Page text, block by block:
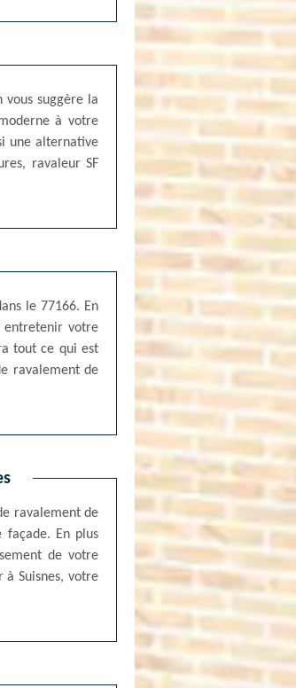
vous suggère la
à votre
une alternative
ravaleur SF
le 77166. En
entretenir votre
tout ce qui est
ravalement de
ravalement de
façade. En plus
de votre
à Suisnes, votre